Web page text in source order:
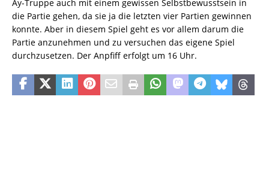
Ay-Truppe auch mit einem gewissen Selbstbewusstsein in
die Partie gehen, da sie ja die letzten vier Partien gewinnen
konnte. Aber in diesem Spiel geht es vor allem darum die
Partie anzunehmen und zu versuchen das eigene Spiel
durchzusetzen. Der Anpfiff erfolgt um 16 Uhr.